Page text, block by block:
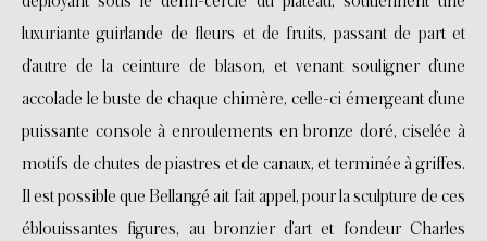
luxuriante guirlande de fleurs et de fruits, passant de part et
d’autre de la ceinture de blason, et venant souligner d’une
accolade le buste de chaque chimère, celle-ci émergeant d’une
puissante console à enroulements en bronze doré, ciselée à
motifs de chutes de piastres et de canaux, et terminée à griffes.
Il est possible que Bellangé ait fait appel, pour la sculpture de ces
éblouissantes figures, au bronzier d’art et fondeur Charles